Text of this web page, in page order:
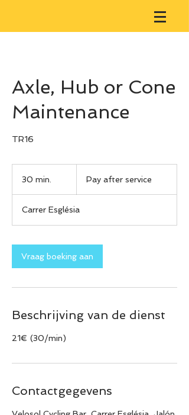
Axle, Hub or Cone
Maintenance
TR16
30 min.
i
n
service
Pay after service
Carrer Església
Vraag boeking aan
Beschrijving van de dienst
21€ (30/min)
Contactgegevens